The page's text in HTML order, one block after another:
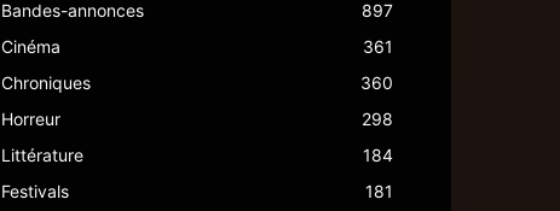
Bandes-annonces
897
Cinéma
361
Chroniques
360
Horreur
298
Littérature
184
Festivals
181